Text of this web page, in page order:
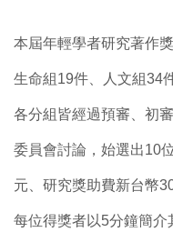
本屆年輕學者研究著作
生命組19件、人文組34
各分組皆經過預審、初
委員會討論，始選出10
元、研究獎助費新台幣
每位得獎者以5分鐘簡介